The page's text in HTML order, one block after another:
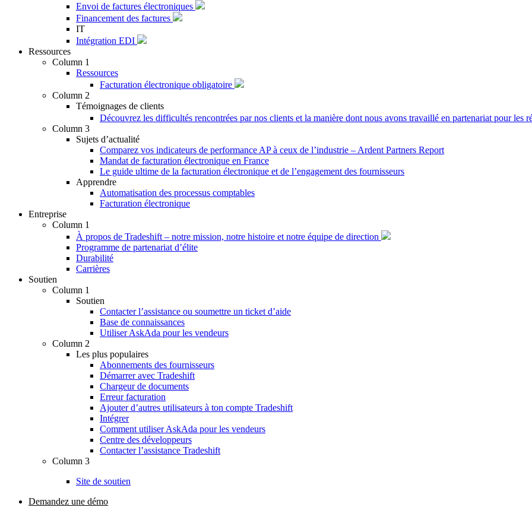
Envoi de factures électroniques
Financement des factures
IT
Intégration EDI
Ressources
Column 1
Ressources
Facturation électronique obligatoire
Column 2
Témoignages de clients
Découvrez les difficultés rencontrées par nos clients et la manière dont nous avons travaillé en partenariat pour les
Column 3
Sujets d’actualité
Comparez vos indicateurs de performance AP à ceux de l’industrie – Ardent Partners Report
Mandat de facturation électronique en France
Le guide ultime de la facturation électronique et de l’engagement des fournisseurs
Apprendre
Automatisation des processus comptables
Facturation électronique
Entreprise
Column 1
À propos de Tradeshift – notre mission, notre histoire et notre équipe de direction
Programme de partenariat d’élite
Durabilité
Carrières
Soutien
Column 1
Soutien
Contacter l’assistance ou soumettre un ticket d’aide
Base de connaissances
Utiliser AskAda pour les vendeurs
Column 2
Les plus populaires
Abonnements des fournisseurs
Démarrer avec Tradeshift
Chargeur de documents
Erreur facturation
Ajouter d’autres utilisateurs à ton compte Tradeshift
Intégrer
Comment utiliser AskAda pour les vendeurs
Centre des développeurs
Contacter l’assistance Tradeshift
Column 3
Site de soutien
Demandez une démo